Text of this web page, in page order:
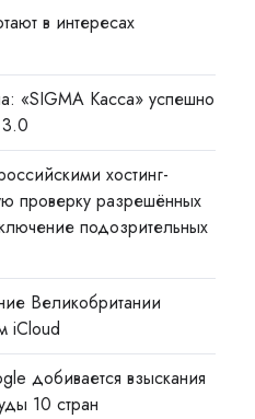
в интересах
«SIGMA Касса» успешно
хостинг-
проверку разрешённых
подозрительных
Великобритании
iCloud
добивается взыскания
10 стран